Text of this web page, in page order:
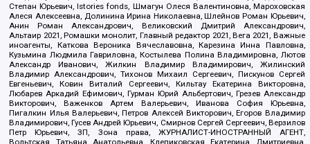
Степан Юрьевич, Istories fonds, Шмагун Олеся Валентиновна, Мароховская
Алеся Алексеевна, Долинина Ирина Николаевна, Шлейнов Роман Юрьевич,
Анин Роман Александрович, Великовский Дмитрий Александрович,
Альтаир 2021, Ромашки монолит, Главный редактор 2021, Вега 2021, Важные
иноагенты, Каткова Вероника Вячеславовна, Карезина Инна Павловна,
Кузьмина Людмила Гавриловна, Костылева Полина Владимировна, Лютов
Александр Иванович, Жилкин Владимир Владимирович, Жилинский
Владимир Александрович, Тихонов Михаил Сергеевич, Пискунов Сергей
Евгеньевич, Ковин Виталий Сергеевич, Кильтау Екатерина Викторовна,
Любарев Аркадий Ефимович, Гурман Юрий Альбертович, Грезев Александр
Викторович, Важенков Артем Валерьевич, Иванова София Юрьевна,
Пигалкин Илья Валерьевич, Петров Алексей Викторович, Егоров Владимир
Владимирович, Гусев Андрей Юрьевич, Смирнов Сергей Сергеевич, Верзилов
Петр Юрьевич, ЗП, Зона права, ЖУРНАЛИСТ-ИНОСТРАННЫЙ АГЕНТ,